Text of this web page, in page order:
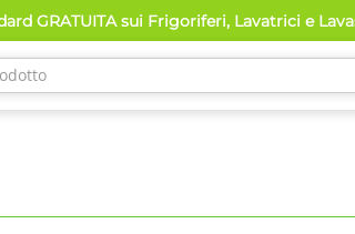
GRATUITA sui Frigoriferi, Lavatrici e